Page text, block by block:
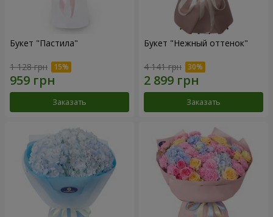
Букет "Пастила"
1 128 грн
Заказать
Букет "Нежный оттенок"
4 141 грн
Заказать